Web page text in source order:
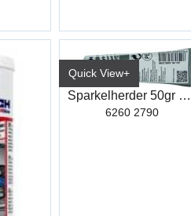
Quick View+
Sparkelherder 50gr L279
6260 2790